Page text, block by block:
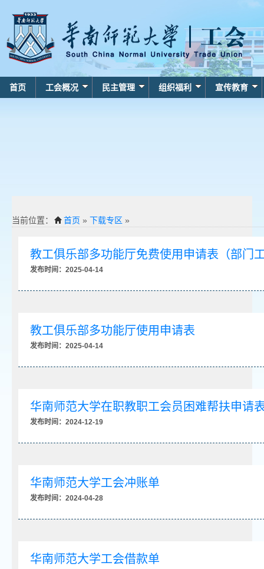
首页 工会概况 民主管理 组织福利 宣传教育
当前位置： 首页 » 下载专区 »
教工俱乐部多功能厅免费使用申请表（部门
发布时间：2025-04-14
教工俱乐部多功能厅使用申请表
发布时间：2025-04-14
华南师范大学在职教职工会员困难帮扶申请
发布时间：2024-12-19
华南师范大学工会冲账单
发布时间：2024-04-28
华南师范大学工会借款单